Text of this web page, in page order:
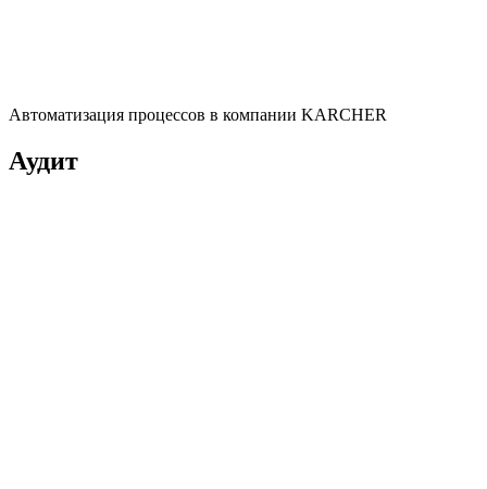
Автоматизация процессов в компании KARCHER
Аудит